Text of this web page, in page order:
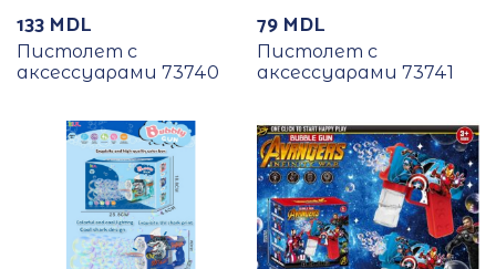
133 MDL
Пистолет с
аксессуарами 73740
79 MDL
Пистолет с
аксессуарами 73741